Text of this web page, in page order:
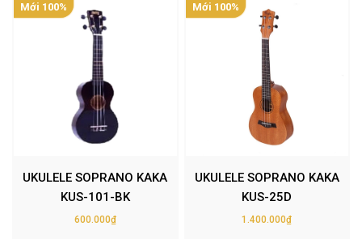
Mới 100%
UKULELE SOPRANO KAKA
KUS-101-BK
600.000₫
Mới 100%
UKULELE SOPRANO KAKA
KUS-25D
1.400.000₫